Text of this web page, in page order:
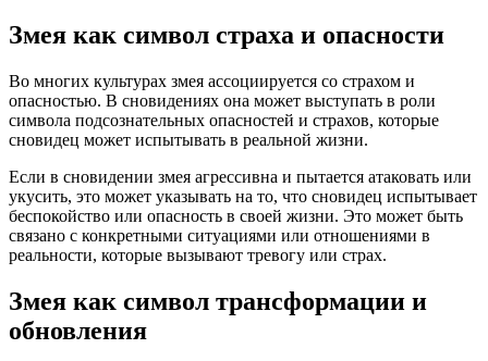
Змея как символ страха и опасности
Во многих культурах змея ассоциируется со страхом и
опасностью. В сновидениях она может выступать в роли
символа подсознательных опасностей и страхов, которые
сновидец может испытывать в реальной жизни.
Если в сновидении змея агрессивна и пытается атаковать или
укусить, это может указывать на то, что сновидец испытывает
беспокойство или опасность в своей жизни. Это может быть
связано с конкретными ситуациями или отношениями в
реальности, которые вызывают тревогу или страх.
Змея как символ трансформации и
обновления